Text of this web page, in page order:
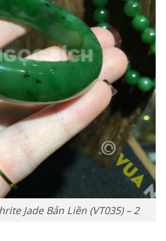
Jade Bản Liền (VT035) – 2